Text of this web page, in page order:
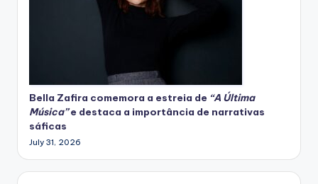
Bella Zafira comemora a estreia de “A Última
Música”e destaca a importância de narrativas
sáficas
July 31, 2026